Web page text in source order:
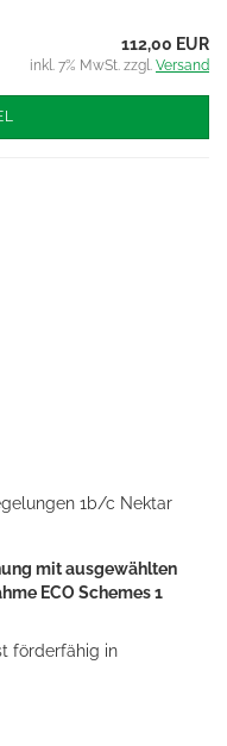
112,00 EUR
inkl. 7% MwSt. zzgl. Versand
1b/c Nektar
mit ausgewählten
ECO Schemes 1
förderfähig in